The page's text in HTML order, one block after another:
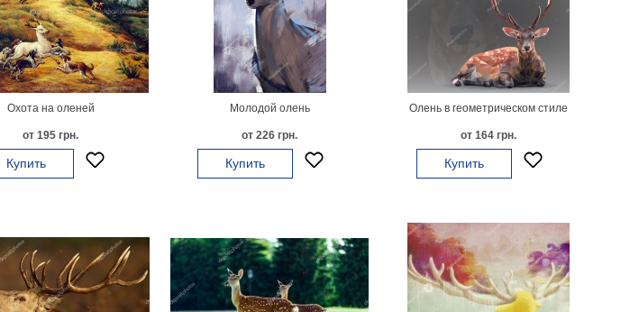
Охота на оленей
от 195 грн.
Купить
Молодой олень
от 226 грн.
Купить
Олень в геометрическом стиле
от 164 грн.
Купить